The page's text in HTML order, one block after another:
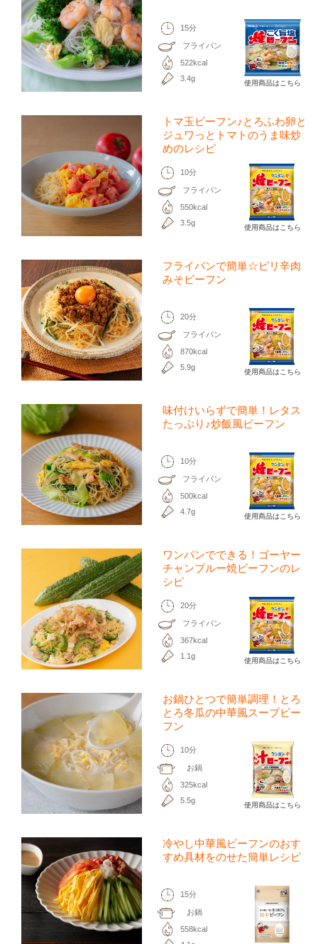
15分
フライパン
522kcal
3.4g
使用商品はこちら
トマ玉ビーフン♪とろふわ卵と
ジュワっとトマトのうま味炒
めのレシピ
10分
フライパン
550kcal
3.5g
使用商品はこちら
フライパンで簡単☆ピリ辛肉
みそビーフン
20分
フライパン
870kcal
5.9g
使用商品はこちら
味付けいらずで簡単！レタス
たっぷり♪炒飯風ビーフン
10分
フライパン
500kcal
4.7g
使用商品はこちら
ワンパンでできる！ゴーヤー
チャンプルー焼ビーフンのレ
シピ
20分
フライパン
367kcal
1.1g
使用商品はこちら
お鍋ひとつで簡単調理！とろ
とろ冬瓜の中華風スープビー
フン
10分
お鍋
325kcal
5.5g
使用商品はこちら
冷やし中華風ビーフンのおす
すめ具材をのせた簡単レシピ
15分
お鍋
558kcal